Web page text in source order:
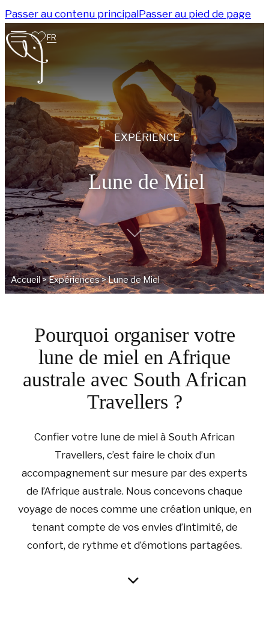
Passer au contenu principalPasser au pied de page
FR
EXPÉRIENCE
Lune de Miel
Accueil >Expériences>Lune de Miel
Pourquoi organiser votre
lune de miel en Afrique
australe avec South African
Travellers ?
Confier votre lune de miel à South African
Travellers, c’est faire le choix d’un
accompagnement sur mesure par des experts
de l’Afrique australe. Nous concevons chaque
voyage de noces comme une création unique, en
tenant compte de vos envies d’intimité, de
confort, de rythme et d’émotions partagées.